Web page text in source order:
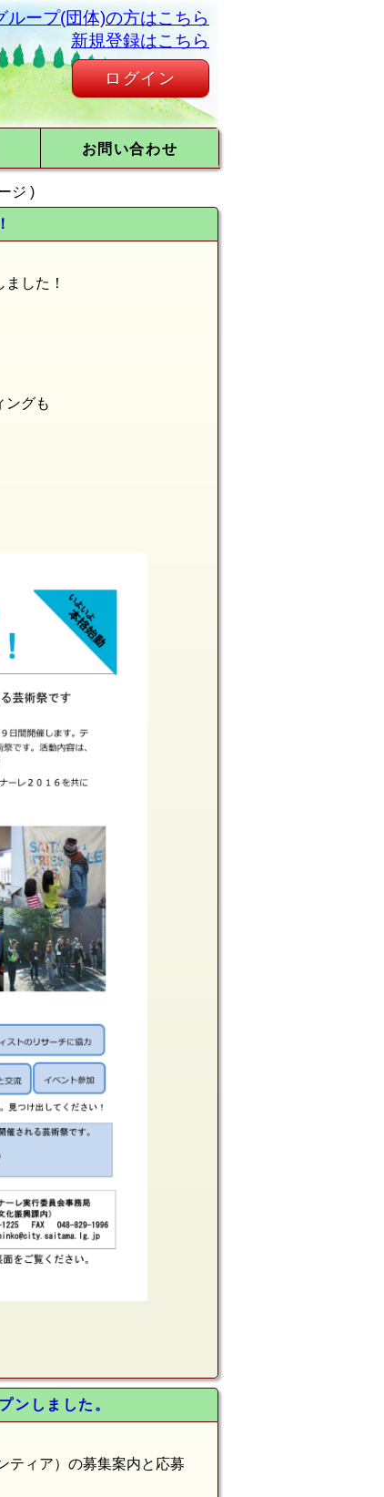
ループ(団体)の方はこちら
新規登録はこちら
ログイン
お問い合わせ
ジ )
した！
ングも
ンしました。
ティア）の募集案内と応募